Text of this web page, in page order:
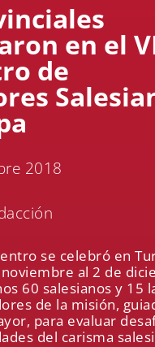
en el
de
2018
se celebró en
al 2 de
60 salesianos y 15
de la misión,
para evaluar
del carisma